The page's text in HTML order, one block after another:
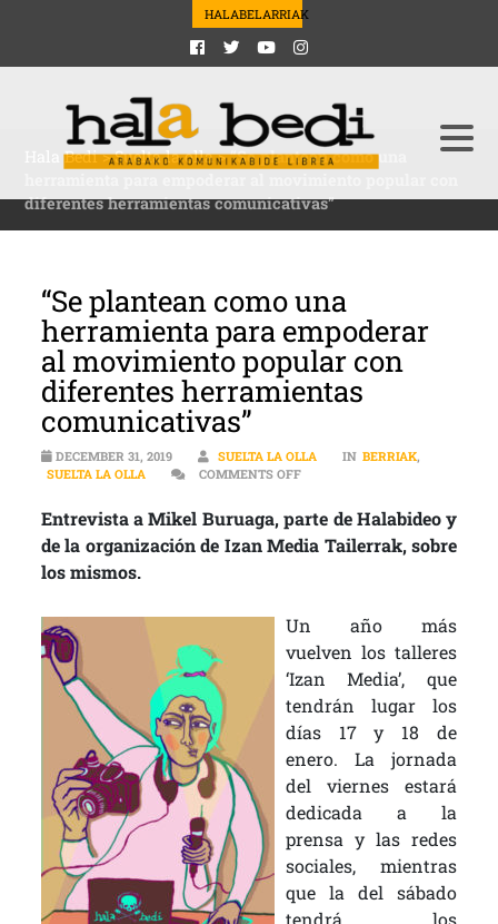
HALABELARRIAK
Hala Bedi>Suelta la olla>“Se plantean como una
diferentes herramientas comunicativas”
“Se plantean como una
herramienta para empoderar
al movimiento popular con
diferentes herramientas
comunicativas”
DECEMBER 31, 2019 SUELTA LA OLLA IN BERRIAK,
SUELTA LA OLLA
COMMENTS OFFON “SE PLANTEAN COMO UNA
Entrevista a Mikel Buruaga, parte de Halabideo y
de la organización de Izan Media Tailerrak, sobre
los mismos.
Un año más
vuelven los talleres
‘Izan Media’, que
tendrán lugar los
días 17 y 18 de
enero. La jornada
del viernes estará
dedicada a la
prensa y las redes
sociales, mientras
que la del sábado
tendrá los